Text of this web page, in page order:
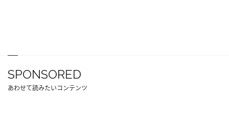
SPONSORED
あわせて読みたいコンテンツ